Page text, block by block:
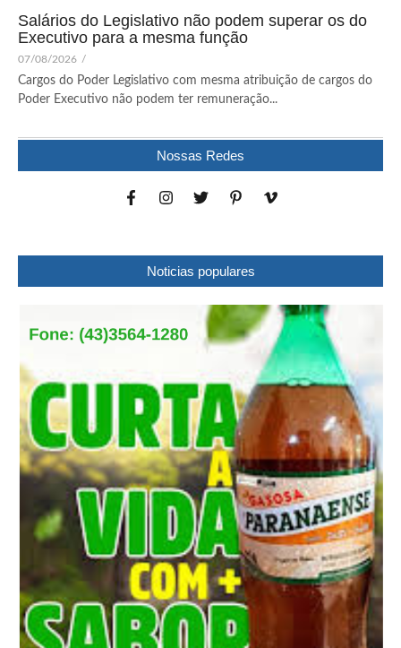
Salários do Legislativo não podem superar os do
Executivo para a mesma função
07/08/2026 /
Cargos do Poder Legislativo com mesma atribuição de cargos do
Poder Executivo não podem ter remuneração...
Nossas Redes
Noticias populares